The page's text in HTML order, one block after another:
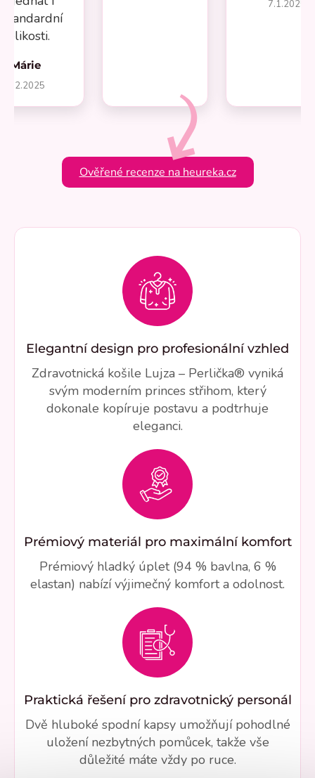
velikosti.
Márie
1.2.2025
7.1.2025
Ověřené recenze na heureka.cz
Elegantní design pro profesionální vzhled
Zdravotnická košile Lujza – Perlička® vyniká
svým moderním princes střihom, který
dokonale kopíruje postavu a podtrhuje
eleganci.
Prémiový materiál pro maximální komfort
Prémiový hladký úplet (94 % bavlna, 6 %
elastan) nabízí výjimečný komfort a odolnost.
Praktická řešení pro zdravotnický personál
Dvě hluboké spodní kapsy umožňují pohodlné
uložení nezbytných pomůcek, takže vše
důležité máte vždy po ruce.